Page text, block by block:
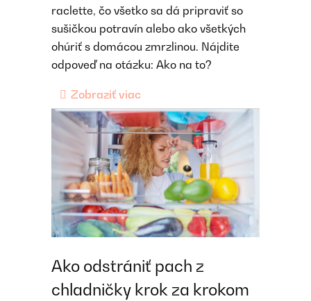
raclette, čo všetko sa dá pripraviť so
sušičkou potravín alebo ako všetkých
ohúriť s domácou zmrzlinou. Nájdite
odpoveď na otázku: Ako na to?
Zobraziť viac
Ako odstrániť pach z
chladničky krok za krokom